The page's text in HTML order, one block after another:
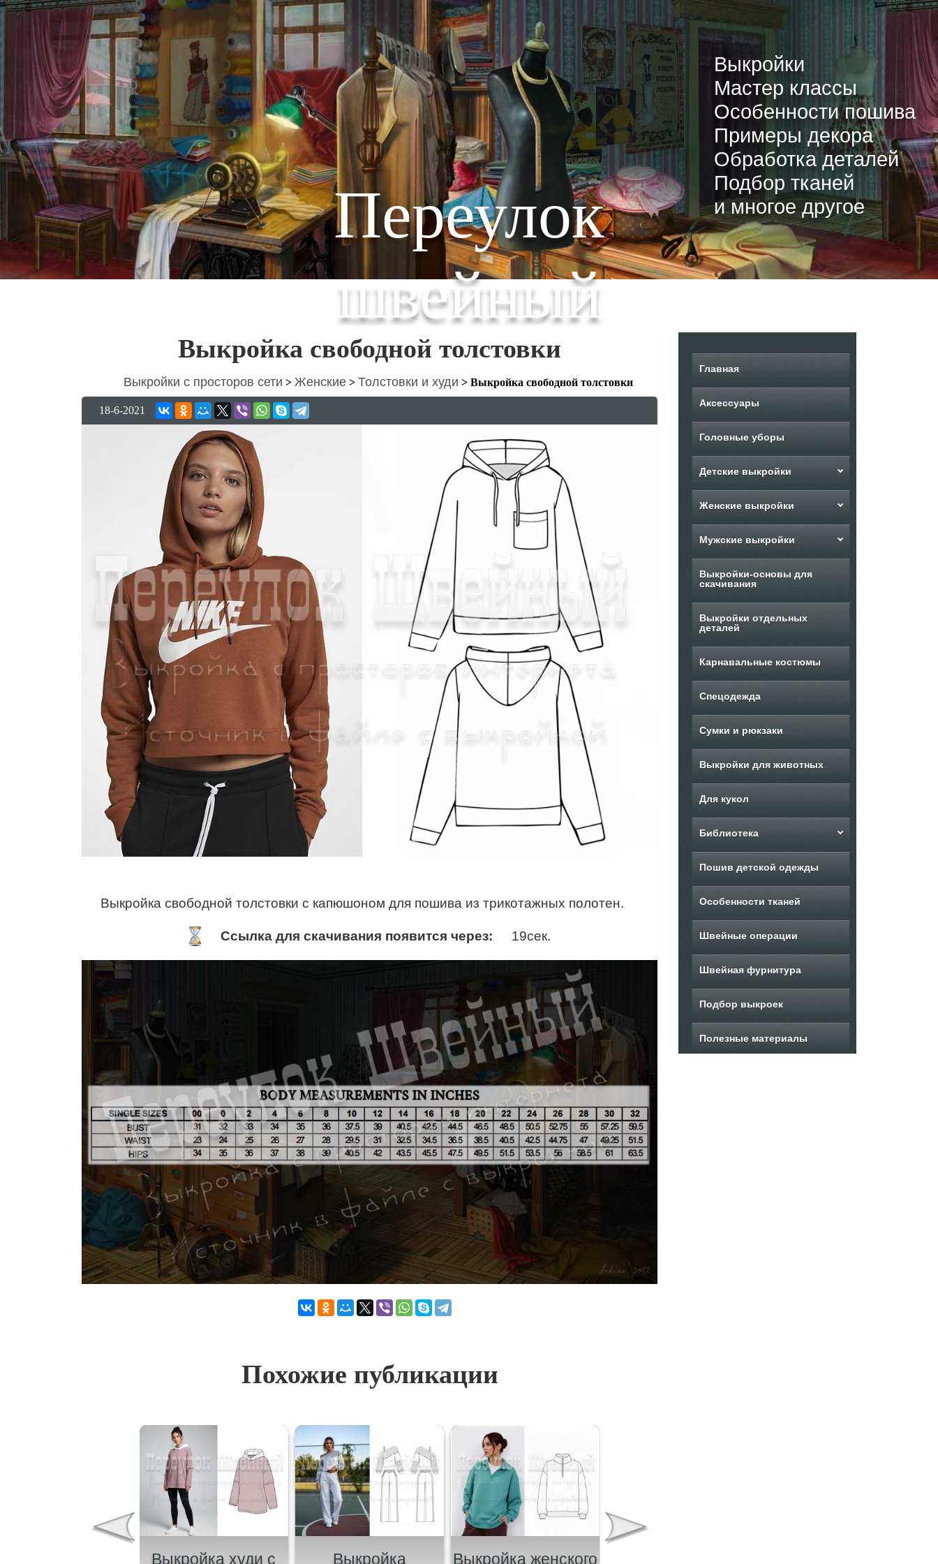
Переулок
швейный
Выкройки
Мастер классы
Особенности пошива
Примеры декора
Обработка деталей
Подбор тканей
и многое другое
Выкройка свободной толстовки
Выкройки с просторов сети > Женские > Толстовки и худи > Выкройка свободной толстовки
18-6-2021
Выкройка свободной толстовки с капюшоном для пошива из трикотажных полотен.
Ссылка для скачивания появится через: 18сек.
Похожие публикации
Выкройка худи с Выкройка Выкройка женского
Главная
Аксессуары
Головные уборы
Детские выкройки
Женские выкройки
Мужские выкройки
Выкройки-основы для
скачивания
Выкройки отдельных
деталей
Карнавальные костюмы
Спецодежда
Сумки и рюкзаки
Выкройки для животных
Для кукол
Библиотека
Пошив детской одежды
Особенности тканей
Швейные операции
Швейная фурнитура
Подбор выкроек
Полезные материалы